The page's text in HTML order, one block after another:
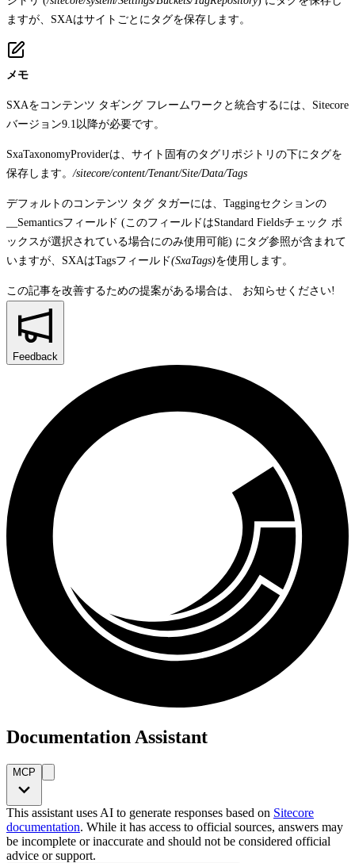
ますが、SXAはサイトごとにタグを保存します。
メモ
SXAをコンテンツ タギング フレームワークと統合するには、Sitecore
バージョン9.1以降が必要です。
SxaTaxonomyProviderは、サイト固有のタグリポジトリの下にタグを
保存します。 /sitecore/content/Tenant/Site/Data/Tags
デフォルトのコンテンツ タグ タガーには、 Taggingセクションの
__Semanticsフィールド (このフィールドはStandard Fieldsチェック ボ
ックスが選択されている場合にのみ使用可能) にタグ参照が含まれて
いますが、SXAはTagsフィールド(SxaTags)を使用します。
この記事を改善するための提案がある場合は、 お知らせください!
Feedback
Documentation Assistant
MCP
This assistant uses AI to generate responses based on Sitecore
documentation. While it has access to official sources, answers may
be incomplete or inaccurate and should not be considered official
advice or support.